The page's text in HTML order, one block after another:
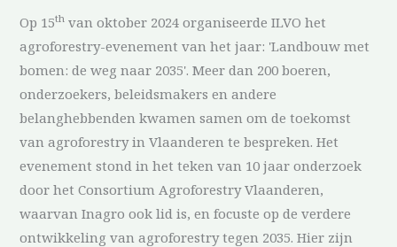
Op 15th van oktober 2024 organiseerde ILVO het
agroforestry-evenement van het jaar: 'Landbouw met
bomen: de weg naar 2035'. Meer dan 200 boeren,
onderzoekers, beleidsmakers en andere
belanghebbenden kwamen samen om de toekomst
van agroforestry in Vlaanderen te bespreken. Het
evenement stond in het teken van 10 jaar onderzoek
door het Consortium Agroforestry Vlaanderen,
waarvan Inagro ook lid is, en focuste op de verdere
ontwikkeling van agroforestry tegen 2035. Hier zijn